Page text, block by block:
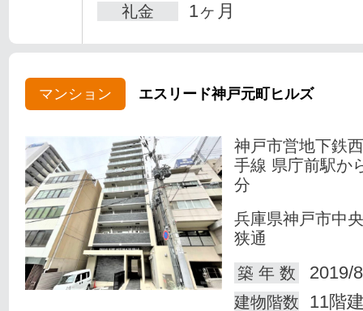
礼金 1ヶ月
マンション エスリード神戸元町ヒルズ
神戸市営地下鉄
手線 県庁前駅か
分
兵庫県神戸市中
狭通
築 年 数
2019/
建物階数 11階